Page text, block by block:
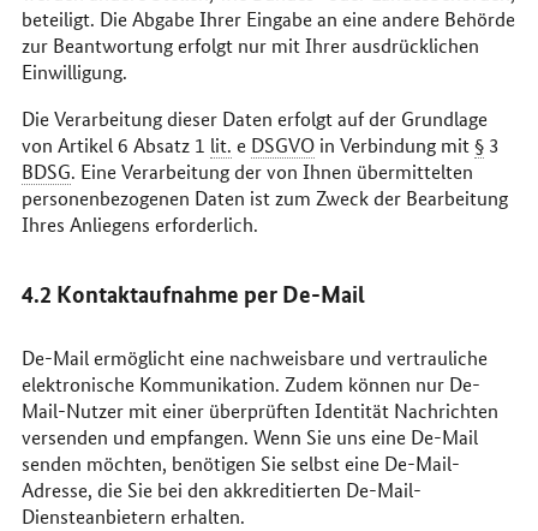
beteiligt. Die Abgabe Ihrer Eingabe an eine andere Behörde
zur Beantwortung erfolgt nur mit Ihrer ausdrücklichen
Einwilligung.
Die Verarbeitung dieser Daten erfolgt auf der Grundlage
von Artikel 6 Absatz 1 lit. e DSGVOin Verbindung mit§3
BDSG. Eine Verarbeitung der von Ihnen übermittelten
personenbezogenen Daten ist zum Zweck der Bearbeitung
Ihres Anliegens erforderlich.
4.2 Kontaktaufnahme per De-Mail
De-Mail ermöglicht eine nachweisbare und vertrauliche
elektronische Kommunikation. Zudem können nur De-
Mail-Nutzer mit einer überprüften Identität Nachrichten
versenden und empfangen. Wenn Sie uns eine De-Mail
senden möchten, benötigen Sie selbst eine De-Mail-
Adresse, die Sie bei den akkreditierten De-Mail-
Diensteanbietern erhalten.